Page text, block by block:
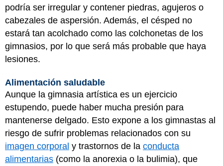
podría ser irregular y contener piedras, agujeros o
cabezales de aspersión. Además, el césped no
estará tan acolchado como las colchonetas de los
gimnasios, por lo que será más probable que haya
lesiones.
Alimentación saludable
Aunque la gimnasia artística es un ejercicio
estupendo, puede haber mucha presión para
mantenerse delgado. Esto expone a los gimnastas al
riesgo de sufrir problemas relacionados con su
imagen corporal y trastornos de la conducta
alimentarias (como la anorexia o la bulimia), que